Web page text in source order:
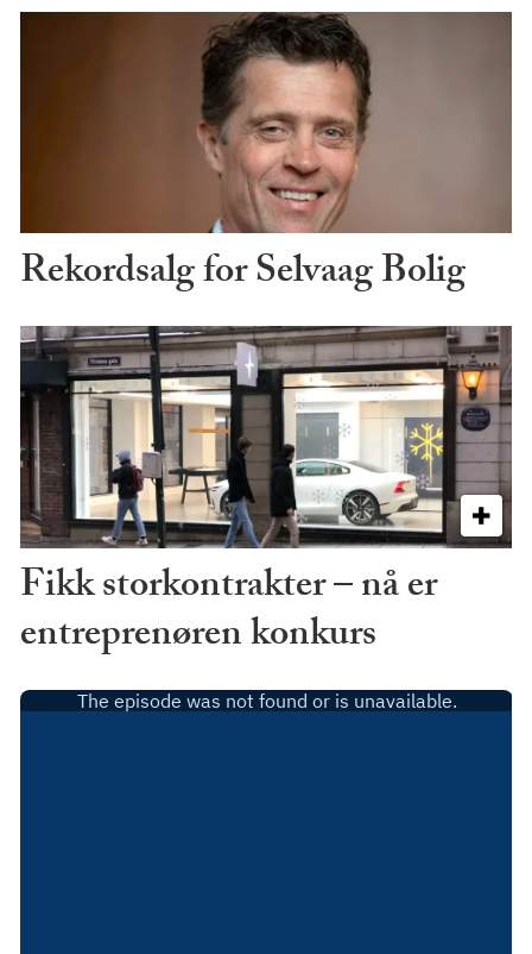
Rekordsalg for Selvaag Bolig
Fikk storkontrakter – nå er
entreprenøren konkurs